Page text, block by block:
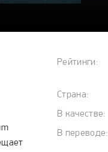
Рейтинги:
Страна:
В качестве:
В переводе: